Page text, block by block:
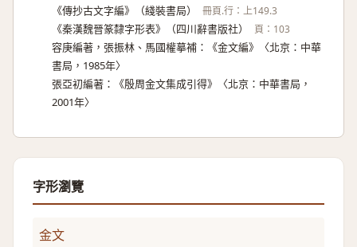
《傳抄古文字編》（綫裝書局） 冊頁.行：上149.3
《秦漢魏晉篆隸字形表》（四川辭書版社） 頁：103
容庚編著，張振林、馬國權摹補：《金文編》〈北京：中華
書局，1985年〉
張亞初編著：《殷周金文集成引得》〈北京：中華書局，
2001年〉
字形瀏覽
金文